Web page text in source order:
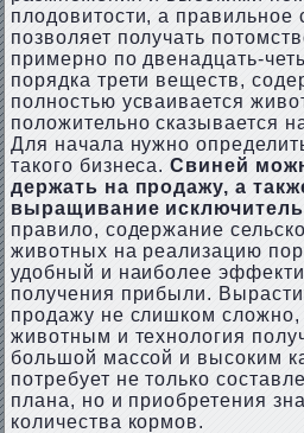
плодовитости, а правильное
позволяет получать
примерно по двенадцать-
порядка трети веществ,
полностью усваивается
положительно сказывается
Для начала нужно
такого бизнеса.Свиней
держать на продажу, а
выращивание
правило, содержание
животных на реализацию
удобный и наиболее
получения прибыли.
продажу не слишком сложно,
животным и технология
большой массой и высоким
потребует не только
плана, но и приобретения
количества кормов.